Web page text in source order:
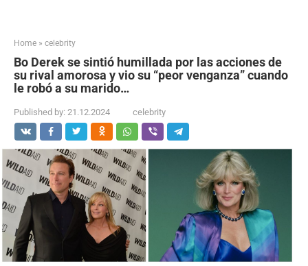
Home » celebrity
Bo Derek se sintió humillada por las acciones de
su rival amorosa y vio su “peor venganza” cuando
le robó a su marido…
Published by: 21.12.2024 celebrity